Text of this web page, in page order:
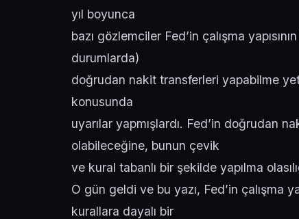
yıl boyunca
bazı gözlemciler Fed’in çalışma
durumlarda)
doğrudan nakit transferleri yapabilme
konusunda
uyarılar yapmışlardı. Fed’in doğrudan
olabileceğine, bunun çevik
ve kural tabanlı bir şekilde yapılma
O gün geldi ve bu yazı, Fed’in çalışma
kurallara dayalı bir